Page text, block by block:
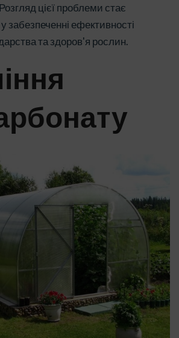
цієї проблеми стає
забезпеченні ефективності
та здоров'я рослин.